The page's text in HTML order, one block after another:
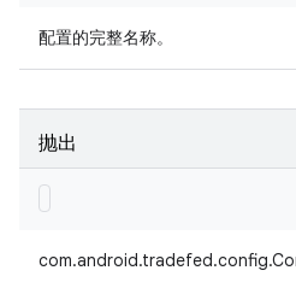
配置的完整名称。
抛出